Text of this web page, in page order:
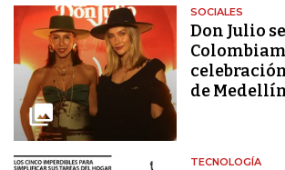
SOCIALES
Don Julio
de
TECNOLOGÍA